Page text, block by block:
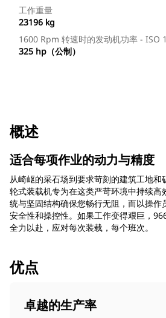
工作重量
23196 kg
1600 Rpm 转速时的发动机功率 - ISO
325 hp（公制）
概述
适合每项作业的动力与精度
从崎岖的采石场到要求苛刻的建筑工地
轮式装载机专为在这类严苛环境中持续高
统与坚固结构确保您畅行无阻，而以操作
安全性和操控性。如果工作变得艰巨，
全力以赴，应对每次装载，每个班次。
优点
卓越的生产率